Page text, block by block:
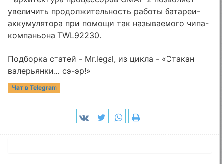
увеличить продолжительность работы батареи-
аккумулятора при помощи так называемого чипа-
компаньона TWL92230.
Подборка статей - Mr.legal, из цикла - «Стакан
валерьянки… сэ-эр!»
Чат в Telegram